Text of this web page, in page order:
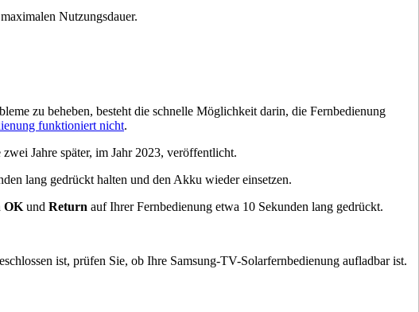
Nutzungsdauer.
zu beheben, besteht die schnelle Möglichkeit darin, die Fernbedienung
funktioniert nicht.
Jahre später, im Jahr 2023, veröffentlicht.
lang gedrückt halten und den Akku wieder einsetzen.
OK und Return auf Ihrer Fernbedienung etwa 10 Sekunden lang gedrückt.
ist, prüfen Sie, ob Ihre Samsung-TV-Solarfernbedienung aufladbar ist.